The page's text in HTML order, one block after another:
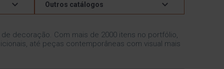
Outros catálogos
decoração. Com mais de 2000 itens no portfólio,
até peças contemporâneas com visual mais